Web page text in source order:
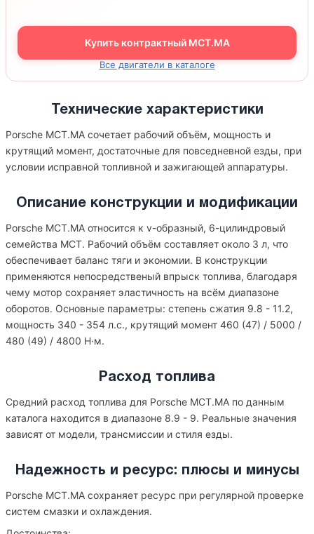
Купить контрактный MCT.MA
Все двигатели в каталоге
Технические характеристики
Porsche MCT.MA сочетает рабочий объём, мощность и
крутящий момент, достаточные для повседневной езды, при
условии исправной топливной и зажигающей аппаратуры.
Описание конструкции и модификации
Porsche MCT.MA относится к v-образный, 6-цилиндровый
семейства MCT. Рабочий объём составляет около 3 л, что
обеспечивает баланс тяги и экономии. В конструкции
применяются непосредственый впрыск топлива, благодаря
чему мотор сохраняет эластичность на всём диапазоне
оборотов. Основные параметры: степень сжатия 9.8 - 11.2,
мощность 340 - 354 л.с., крутящий момент 460 (47) / 5000 /
480 (49) / 4800 Н·м.
Расход топлива
Средний расход топлива для Porsche MCT.MA по данным
каталога находится в диапазоне 8.9 - 9. Реальные значения
зависят от модели, трансмиссии и стиля езды.
Надежность и ресурс: плюсы и минусы
Porsche MCT.MA сохраняет ресурс при регулярной проверке
систем смазки и охлаждения.